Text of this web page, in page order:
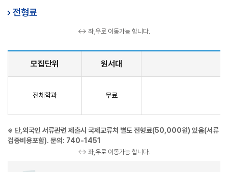
전형료
↔ 좌,우로 이동가능 합니다.
모집단위 원서대
전체학과 무료
※ 단,외국인 서류관련 제출시 국제교류처 별도 전형료(50,000원) 있음(서류
검증비용포함). 문의: 740-1451
↔ 좌,우로 이동가능 합니다.